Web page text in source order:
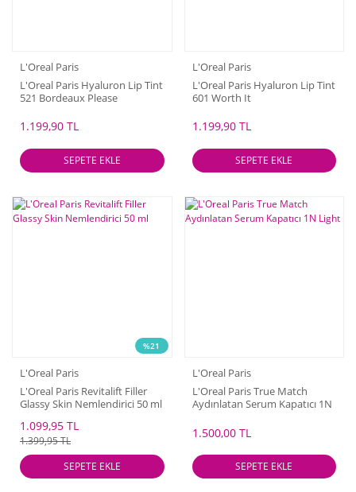
L'Oreal Paris
L'Oreal Paris Hyaluron Lip Tint
521 Bordeaux Please
1.199,90 TL
SEPETE EKLE
L'Oreal Paris
L'Oreal Paris Hyaluron Lip Tint
601 Worth It
1.199,90 TL
SEPETE EKLE
%21
L'Oreal Paris
L'Oreal Paris Revitalift Filler
Glassy Skin Nemlendirici 50 ml
1.099,95 TL
1.399,95 TL
SEPETE EKLE
L'Oreal Paris
L'Oreal Paris True Match
Aydınlatan Serum Kapatıcı 1N
1.500,00 TL
SEPETE EKLE